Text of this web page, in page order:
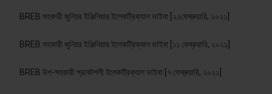
BREB সহকারী জুনিয়র ইঞ্জিনিয়ার ইলেকট্রিক্যাল ভাইবা [২২ফেব্রুয়ারি, ২০২১]
BREB সহকারী জুনিয়র ইঞ্জিনিয়ার ইলেকট্রিক্যাল ভাইবা [১১ ফেব্রুয়ারি, ২০২১]
BREB উপ-সহকারী প্রকৌশলী ইলেকট্রিক্যাল ভাইবা [৭ ফেব্রুয়ারি, ২০২১]